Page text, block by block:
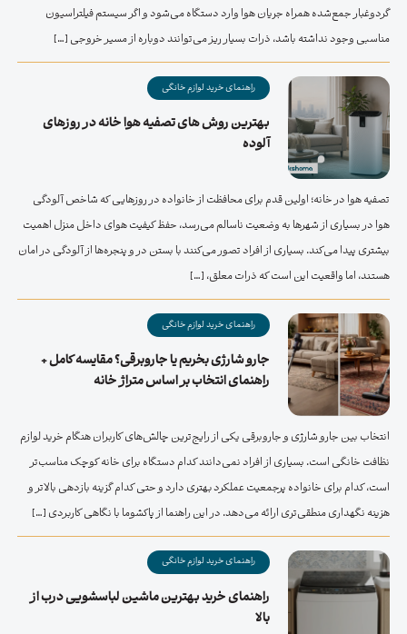
گردوغبار جمع‌شده همراه جریان هوا وارد دستگاه می‌شود و اگر سیستم فیلتراسیون
مناسبی وجود نداشته باشد، ذرات بسیار ریز می‌توانند دوباره از مسیر خروجی […]
راهنمای خرید لوازم خانگی
بهترین روش های تصفیه هوا خانه در روزهای
آلوده
تصفیه هوا در خانه؛ اولین قدم برای محافظت از خانواده در روزهایی که شاخص آلودگی
هوا در بسیاری از شهرها به وضعیت ناسالم می‌رسد، حفظ کیفیت هوای داخل منزل اهمیت
بیشتری پیدا می‌کند. بسیاری از افراد تصور می‌کنند با بستن در و پنجره‌ها از آلودگی در امان
هستند، اما واقعیت این است که ذرات معلق، […]
راهنمای خرید لوازم خانگی
جارو شارژی بخریم یا جاروبرقی؟ مقایسه کامل +
راهنمای انتخاب بر اساس متراژ خانه
انتخاب بین جارو شارژی و جاروبرقی یکی از رایج‌ترین چالش‌های کاربران هنگام خرید لوازم
نظافت خانگی است. بسیاری از افراد نمی‌دانند کدام دستگاه برای خانه کوچک مناسب‌تر
است، کدام برای خانواده پرجمعیت عملکرد بهتری دارد و حتی کدام گزینه بازدهی بالاتر و
هزینه نگهداری منطقی‌تری ارائه می‌دهد. در این راهنما از پاکشوما با نگاهی کاربردی […]
راهنمای خرید لوازم خانگی
راهنمای خرید بهترین ماشین لباسشویی درب از
بالا